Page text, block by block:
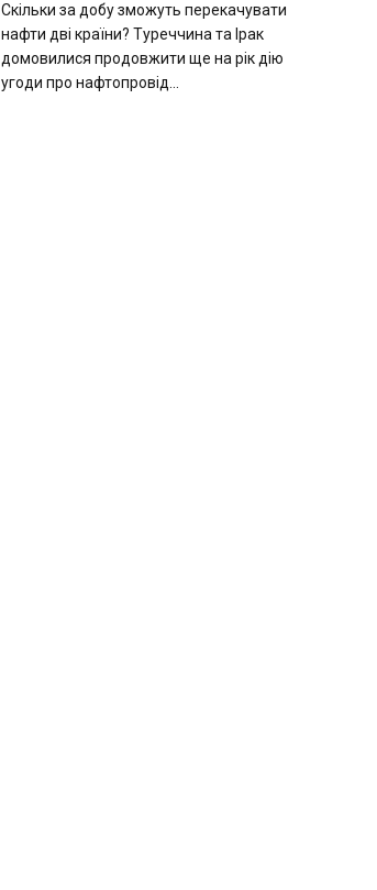
Скільки за добу зможуть перекачувати
нафти дві країни? Туреччина та Ірак
домовилися продовжити ще на рік дію
угоди про нафтопровід...